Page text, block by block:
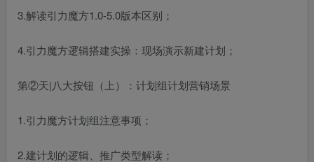
3.解读引力魔方1.0-5.0版本区别；
4.引力魔方逻辑搭建实操：现场演示新建计划；
第②天|八大按钮（上）：计划组计划营销场景
1.引力魔方计划组注意事项；
2.建计划的逻辑、推广类型解读；